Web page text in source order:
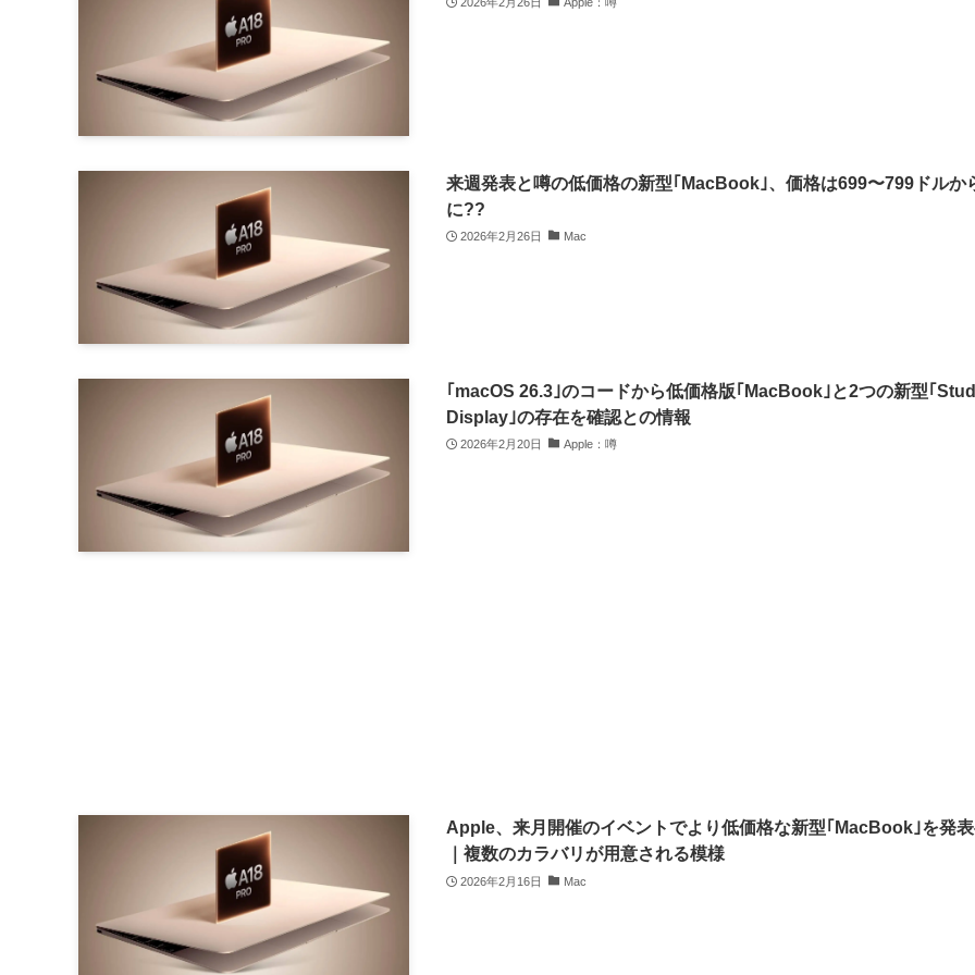
来週発表と噂の低価格の新型｢MacBook｣、価格は699〜799ドルか
に??
2026年2月26日 Mac
｢macOS 26.3｣のコードから低価格版｢MacBook｣と2つの新型｢
Display｣の存在を確認との情報
2026年2月20日 Apple：噂
Apple、来月開催のイベントでより低価格な新型｢MacBook｣を発
｜複数のカラバリが用意される模様
2026年2月16日 Mac